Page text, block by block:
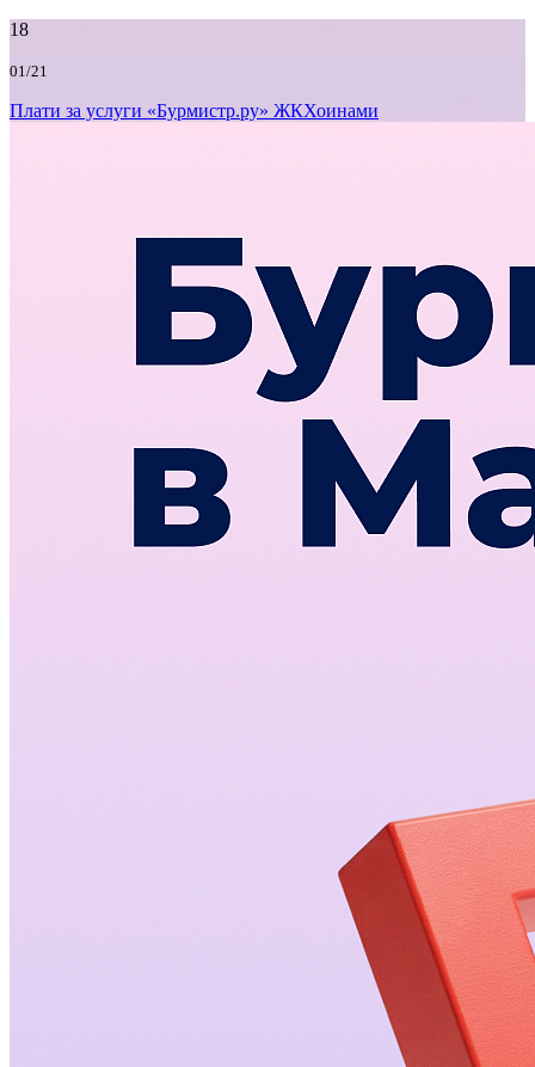
18
01/21
Плати за услуги «Бурмистр.ру» ЖКХоинами